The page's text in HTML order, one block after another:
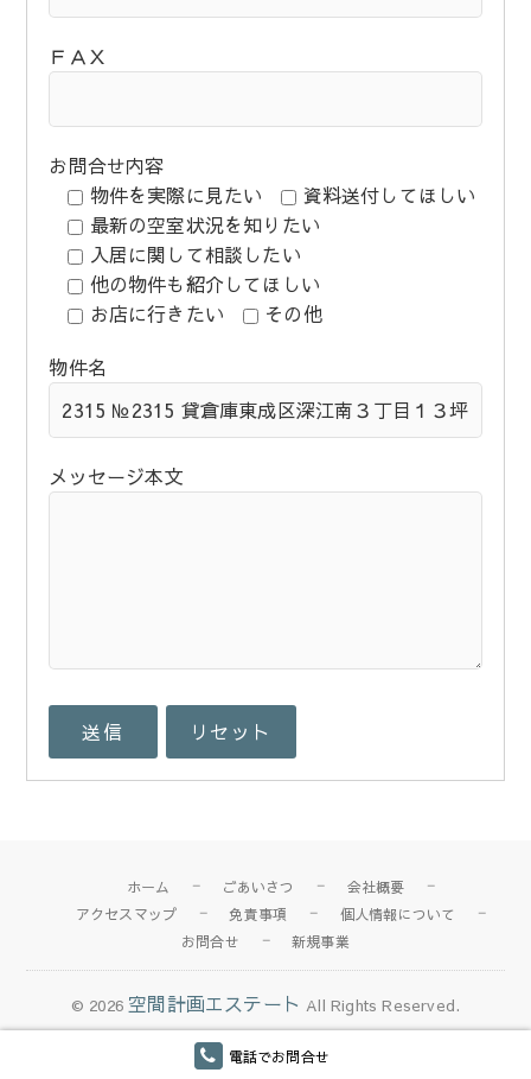
電話でお問合せ
ＦＡＸ
お問合せ内容
物件を実際に見たい
資料送付してほしい
最新の空室状況を知りたい
入居に関して相談したい
他の物件も紹介してほしい
お店に行きたい
その他
物件名
メッセージ本文
ホーム ごあいさつ
会社概要
アクセスマップ
免責事項
個人情報について
お問合せ
新規事業
© 2026 空間計画エステート All Rights Reserved.